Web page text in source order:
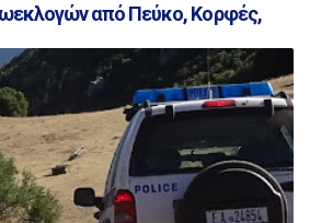
από Πεύκο, Κορφές,